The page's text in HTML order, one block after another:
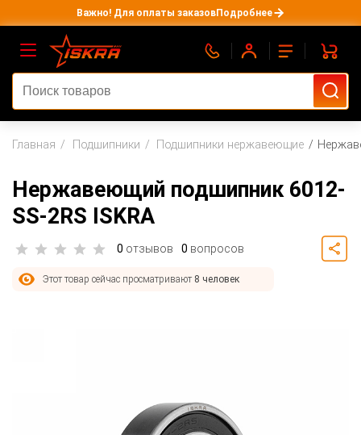
Важно! Для оплаты заказовПодробнее
Главная Подшипники Подшипники нержавеющие
Нержавеющий подшипник 6012-
SS-2RS ISKRA
0 отзывов 0 вопросов
Этот товар сейчас просматривают 8 человек